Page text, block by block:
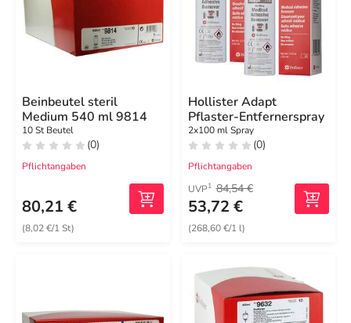
Beinbeutel steril
Medium 540 ml 9814
10 St Beutel
(0)
Pflichtangaben
80,21 €
(8,02 €/1 St)
Hollister Adapt
Pflaster-Entfernerspray
2x100 ml Spray
(0)
Pflichtangaben
UVP1 84,54 €
53,72 €
(268,60 €/1 l)